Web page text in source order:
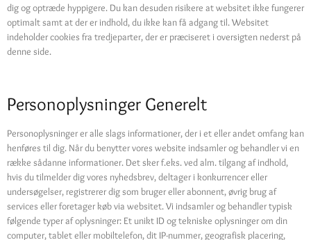
dig og optræde hyppigere. Du kan desuden risikere at websitet ikke fungerer
optimalt samt at der er indhold, du ikke kan få adgang til. Websitet
indeholder cookies fra tredjeparter, der er præciseret i oversigten nederst på
denne side.
Personoplysninger Generelt
Personoplysninger er alle slags informationer, der i et eller andet omfang kan
henføres til dig. Når du benytter vores website indsamler og behandler vi en
række sådanne informationer. Det sker f.eks. ved alm. tilgang af indhold,
hvis du tilmelder dig vores nyhedsbrev, deltager i konkurrencer eller
undersøgelser, registrerer dig som bruger eller abonnent, øvrig brug af
services eller foretager køb via websitet. Vi indsamler og behandler typisk
følgende typer af oplysninger: Et unikt ID og tekniske oplysninger om din
computer, tablet eller mobiltelefon, dit IP-nummer, geografisk placering,